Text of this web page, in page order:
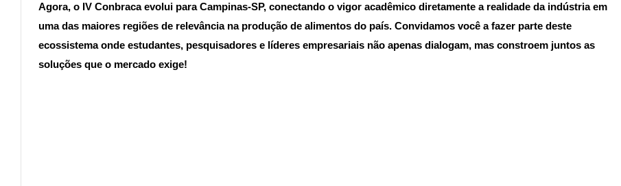
Agora, o IV Conbraca evolui para Campinas-SP, conectando o vigor acadêmico diretamente a realidade da indústria em
uma das maiores regiões de relevância na produção de alimentos do país. Convidamos você a fazer parte deste
ecossistema onde estudantes, pesquisadores e líderes empresariais não apenas dialogam, mas constroem juntos as
soluções que o mercado exige!